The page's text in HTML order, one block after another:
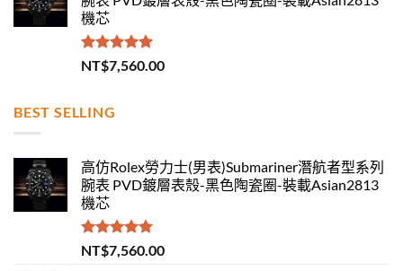
機芯
評分 5.00
滿分 5
NT$7,560.00
BEST SELLING
高仿Rolex勞力士(男表)Submariner潛航者型系列
腕表 PVD鍍層表殼-黑色陶瓷圈-裝載Asian2813
機芯
評分 5.00
滿分 5
NT$7,560.00